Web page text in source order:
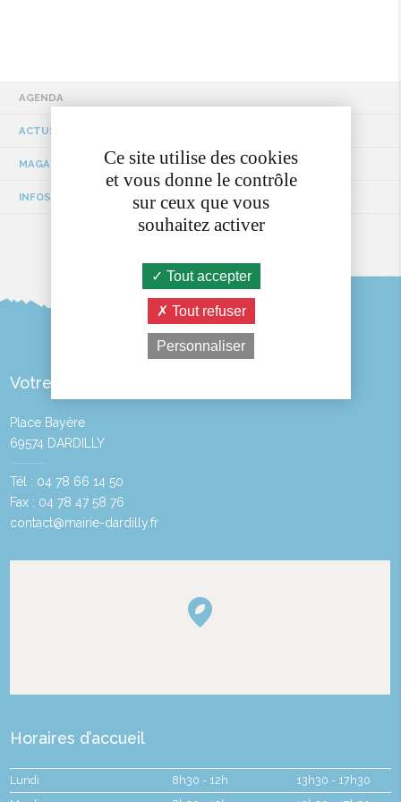
AGENDA
ACTUS / EVÉNEMENTS
MAGAZINE MUNICIPAL
INFOS TRAVAUX
Votre Mairie
Place Bayère
69574 DARDILLY
Tél : 04 78 66 14 50
Fax : 04 78 47 58 76
contact@mairie-dardilly.fr
Horaires d’accueil
Lundi 8h30 - 12h
13h30 - 17h30
Ce site utilise des cookies
et vous donne le contrôle
sur ceux que vous
souhaitez activer
Tout accepter
Tout refuser
Personnaliser